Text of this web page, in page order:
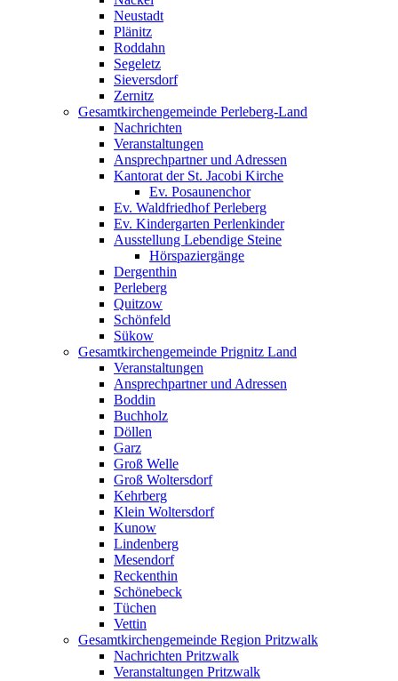
Neustadt
Plänitz
Roddahn
Segeletz
Sieversdorf
Zernitz
Gesamtkirchengemeinde Perleberg-Land
Nachrichten
Veranstaltungen
Ansprechpartner und Adressen
Kantorat der St. Jacobi Kirche
Ev. Posaunenchor
Ev. Waldfriedhof Perleberg
Ev. Kindergarten Perlenkinder
Ausstellung Lebendige Steine
Hörspaziergänge
Dergenthin
Perleberg
Quitzow
Schönfeld
Sükow
Gesamtkirchengemeinde Prignitz Land
Veranstaltungen
Ansprechpartner und Adressen
Boddin
Buchholz
Döllen
Garz
Groß Welle
Groß Woltersdorf
Kehrberg
Klein Woltersdorf
Kunow
Lindenberg
Mesendorf
Reckenthin
Schönebeck
Tüchen
Vettin
Gesamtkirchengemeinde Region Pritzwalk
Nachrichten Pritzwalk
Veranstaltungen Pritzwalk